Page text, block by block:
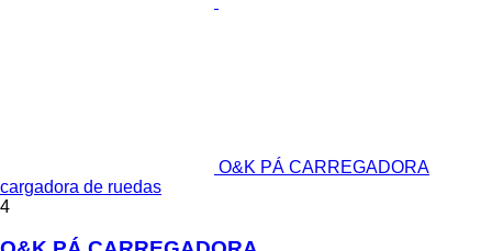
O&K PÁ CARREGADORA
cargadora de ruedas
4